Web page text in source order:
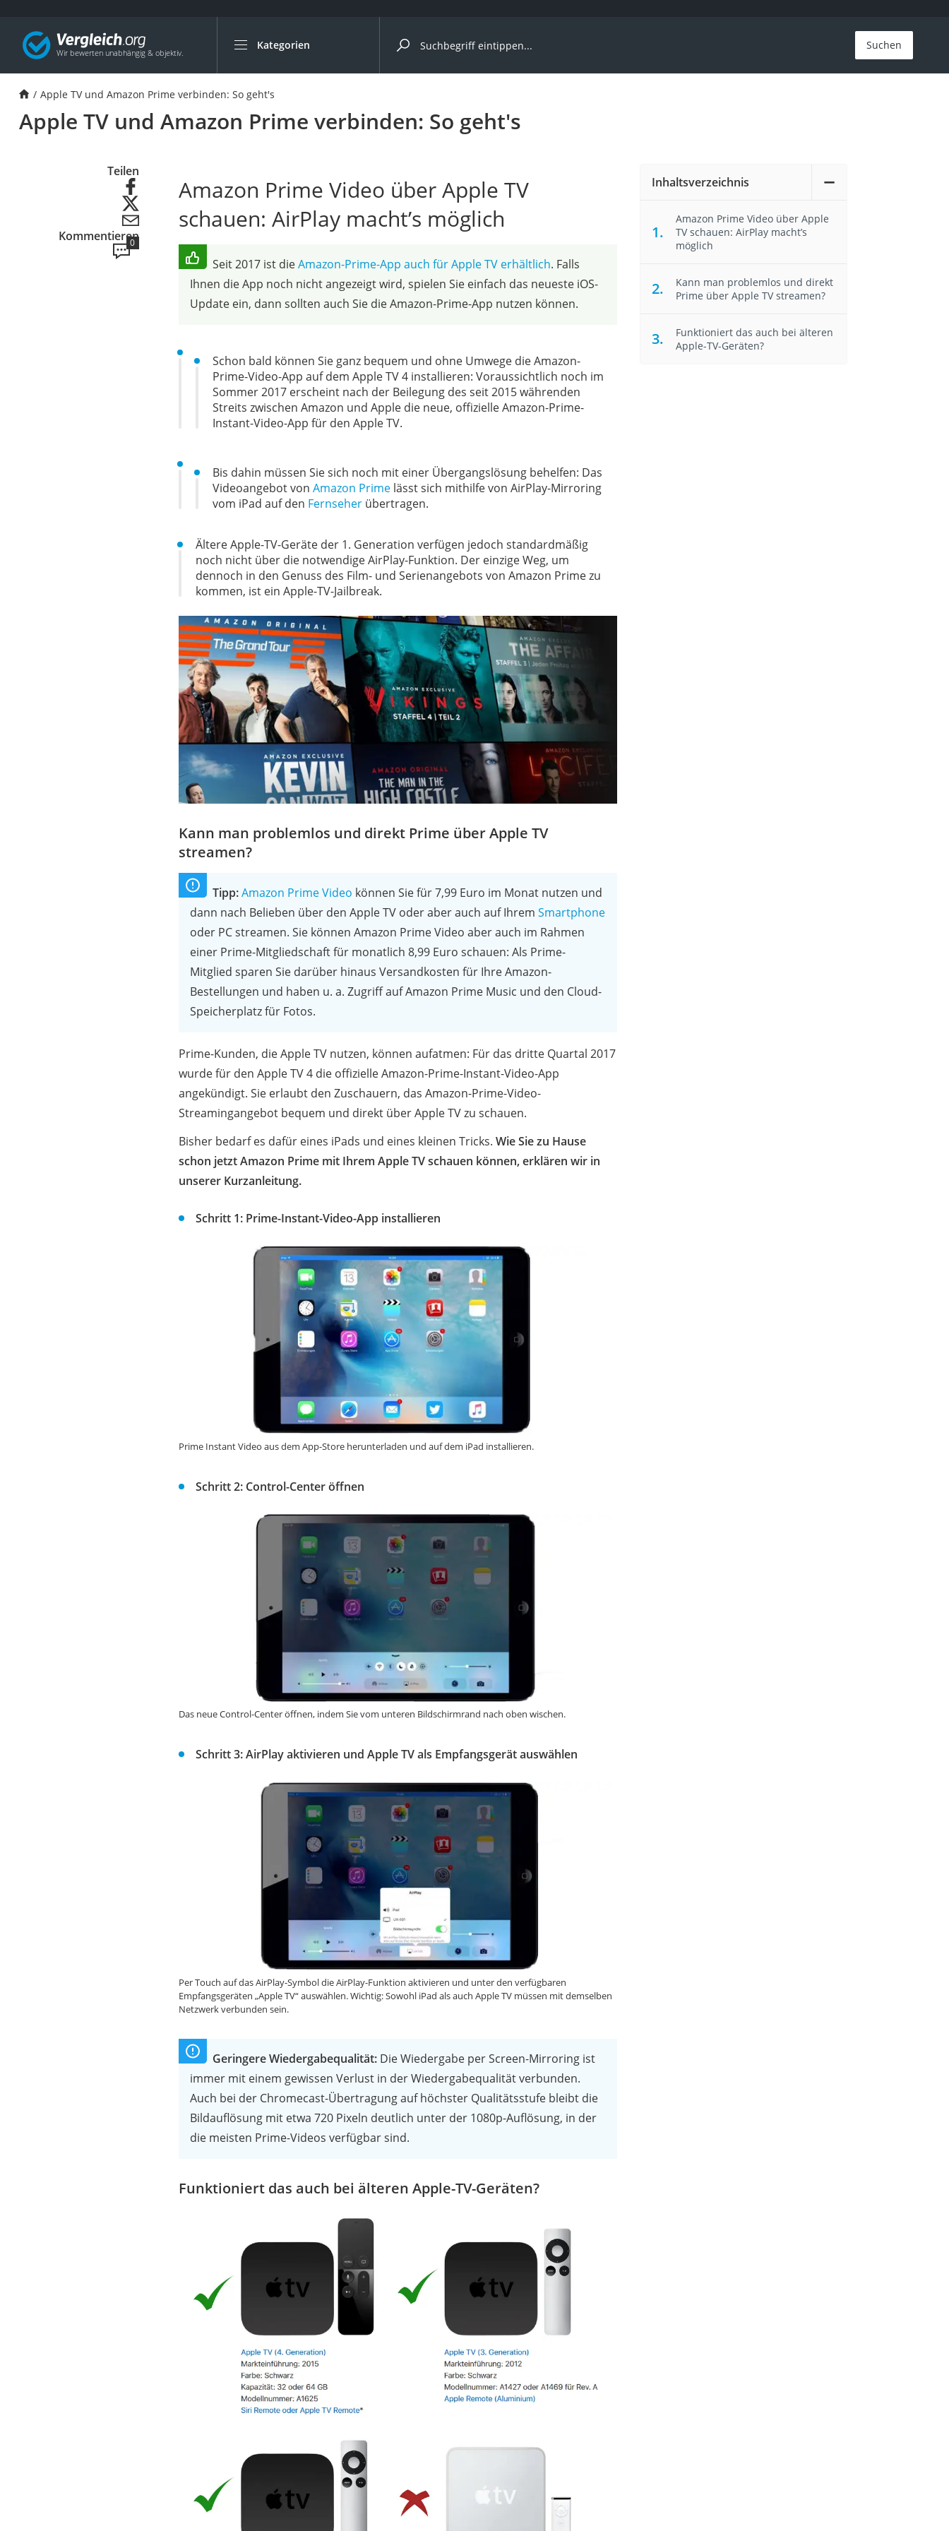
Kategorien
Die beliebtesten Vergleiche nach Kategorie
Service
Suchen
Apple TV und Amazon Prime verbinden: So geht's
Apple TV und Amazon Prime verbinden: So geht's
Teilen
Kommentieren
0
Amazon Prime Video über Apple TV
schauen: AirPlay macht’s möglich
Seit 2017 ist dieAmazon-Prime-App auch für Apple TV erhältlich. Falls
Ihnen die App noch nicht angezeigt wird, spielen Sie einfach das neueste iOS-
Update ein, dann sollten auch Sie die Amazon-Prime-App nutzen können.
Schon bald können Sie ganz bequem und ohne Umwege die Amazon-
Prime-Video-App auf dem Apple TV 4 installieren: Voraussichtlich noch im
Sommer 2017 erscheint nach der Beilegung des seit 2015 währenden
Streits zwischen Amazon und Apple die neue, offizielle Amazon-Prime-
Instant-Video-App für den Apple TV.
Bis dahin müssen Sie sich noch mit einer Übergangslösung behelfen: Das
Videoangebot von Amazon Primelässt sich mithilfe von AirPlay-Mirroring
vom iPad auf den Fernseherübertragen.
Ältere Apple-TV-Geräte der 1. Generation verfügen jedoch standardmäßig
noch nicht über die notwendige AirPlay-Funktion. Der einzige Weg, um
dennoch in den Genuss des Film- und Serienangebots von Amazon Prime zu
kommen, ist ein Apple-TV-Jailbreak.
Kann man problemlos und direkt Prime über Apple TV
streamen?
Tipp: Amazon Prime Video können Sie für 7,99 Euro im Monat nutzen und
dann nach Belieben über den Apple TV oder aber auch auf Ihrem Smartphone
oder PC streamen. Sie können Amazon Prime Video aber auch im Rahmen
einer Prime-Mitgliedschaft für monatlich 8,99 Euro schauen: Als Prime-
Mitglied sparen Sie darüber hinaus Versandkosten für Ihre Amazon-
Bestellungen und haben u. a. Zugriff auf Amazon Prime Music und den Cloud-
Speicherplatz für Fotos.
Prime-Kunden, die Apple TV nutzen, können aufatmen: Für das dritte Quartal 2017
wurde für den Apple TV 4 die offizielle Amazon-Prime-Instant-Video-App
angekündigt. Sie erlaubt den Zuschauern, das Amazon-Prime-Video-
Streamingangebot bequem und direkt über Apple TV zu schauen.
Bisher bedarf es dafür eines iPads und eines kleinen Tricks. Wie Sie zu Hause
schon jetzt Amazon Prime mit Ihrem Apple TV schauen können, erklären wir in
unserer Kurzanleitung.
Schritt 1: Prime-Instant-Video-App installieren
Prime Instant Video aus dem App-Store herunterladen und auf dem iPad installieren.
Schritt 2: Control-Center öffnen
Das neue Control-Center öffnen, indem Sie vom unteren Bildschirmrand nach oben wischen.
Schritt 3: AirPlay aktivieren und Apple TV als Empfangsgerät auswählen
Per Touch auf das AirPlay-Symbol die AirPlay-Funktion aktivieren und unter den verfügbaren
Empfangsgeräten „Apple TV“ auswählen. Wichtig: Sowohl iPad als auch Apple TV müssen mit demselben
Netzwerk verbunden sein.
Geringere Wiedergabequalität:Die Wiedergabe per Screen-Mirroring ist
immer mit einem gewissen Verlust in der Wiedergabequalität verbunden.
Auch bei der Chromecast-Übertragung auf höchster Qualitätsstufe bleibt die
Bildauflösung mit etwa 720 Pixeln deutlich unter der 1080p-Auflösung, in der
die meisten Prime-Videos verfügbar sind.
Funktioniert das auch bei älteren Apple-TV-Geräten?
Inhaltsverzeichnis
Amazon Prime Video über Apple
TV schauen: AirPlay macht’s
möglich
Kann man problemlos und direkt
Prime über Apple TV streamen?
Funktioniert das auch bei älteren
Apple-TV-Geräten?